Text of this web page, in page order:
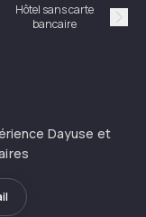
Hôtel sans carte
bancaire
Dayuse et